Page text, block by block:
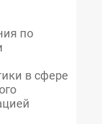
по
в сфере